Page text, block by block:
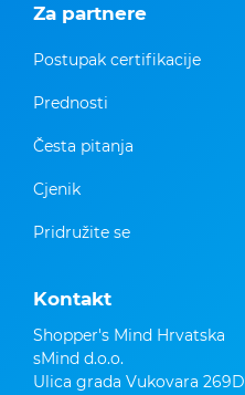
Za partnere
Postupak certifikacije
Prednosti
Česta pitanja
Cjenik
Pridružite se
Kontakt
Shopper's Mind Hrvatska
sMind d.o.o.
Ulica grada Vukovara 269D